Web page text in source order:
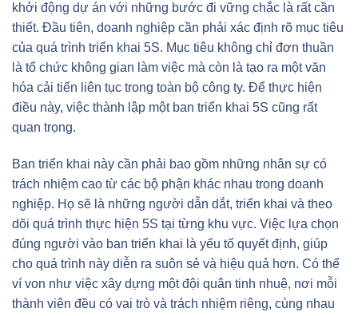
khởi động dự án với những bước đi vững chắc là rất cần
thiết. Đầu tiên, doanh nghiệp cần phải xác định rõ mục tiêu
của quá trình triển khai 5S. Mục tiêu không chỉ đơn thuần
là tổ chức không gian làm việc mà còn là tạo ra một văn
hóa cải tiến liên tục trong toàn bộ công ty. Để thực hiện
điều này, việc thành lập một ban triển khai 5S cũng rất
quan trọng.
Ban triển khai này cần phải bao gồm những nhân sự có
trách nhiệm cao từ các bộ phận khác nhau trong doanh
nghiệp. Họ sẽ là những người dẫn dắt, triển khai và theo
dõi quá trình thực hiện 5S tại từng khu vực. Việc lựa chọn
đúng người vào ban triển khai là yếu tố quyết định, giúp
cho quá trình này diễn ra suôn sẻ và hiệu quả hơn. Có thể
ví von như việc xây dựng một đội quân tinh nhuệ, nơi mỗi
thành viên đều có vai trò và trách nhiệm riêng, cùng nhau